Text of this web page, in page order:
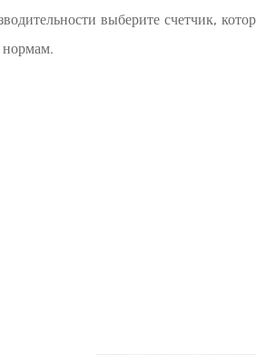
выберите счетчик,
нормам.